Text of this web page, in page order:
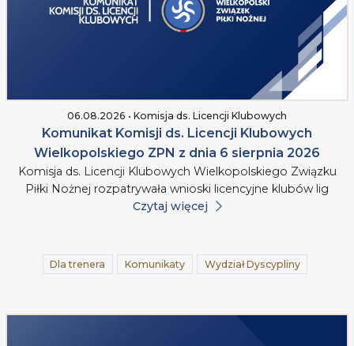
06.08.2026 • Komisja ds. Licencji Klubowych
Komunikat Komisji ds. Licencji Klubowych
Wielkopolskiego ZPN z dnia 6 sierpnia 2026
Komisja ds. Licencji Klubowych Wielkopolskiego Związku
Piłki Nożnej rozpatrywała wnioski licencyjne klubów lig
Czytaj więcej
Dla trenera Komunikaty Wydział Dyscypliny